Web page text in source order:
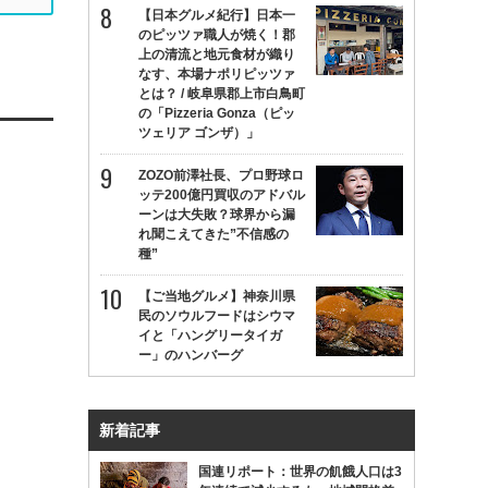
【日本グルメ紀行】日本一
のピッツァ職人が焼く！郡
上の清流と地元食材が織り
なす、本場ナポリピッツァ
とは？ / 岐阜県郡上市白鳥町
の「Pizzeria Gonza（ピッ
ツェリア ゴンザ）」
ZOZO前澤社長、プロ野球ロ
ッテ200億円買収のアドバル
ーンは大失敗？球界から漏
れ聞こえてきた”不信感の
種”
【ご当地グルメ】神奈川県
民のソウルフードはシウマ
イと「ハングリータイガ
ー」のハンバーグ
新着記事
国連リポート：世界の飢餓人口は3